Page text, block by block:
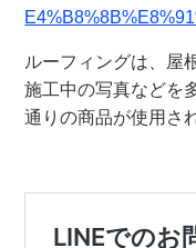
ルーフィングは、屋
施工中の写真などを
通りの商品が使用さ